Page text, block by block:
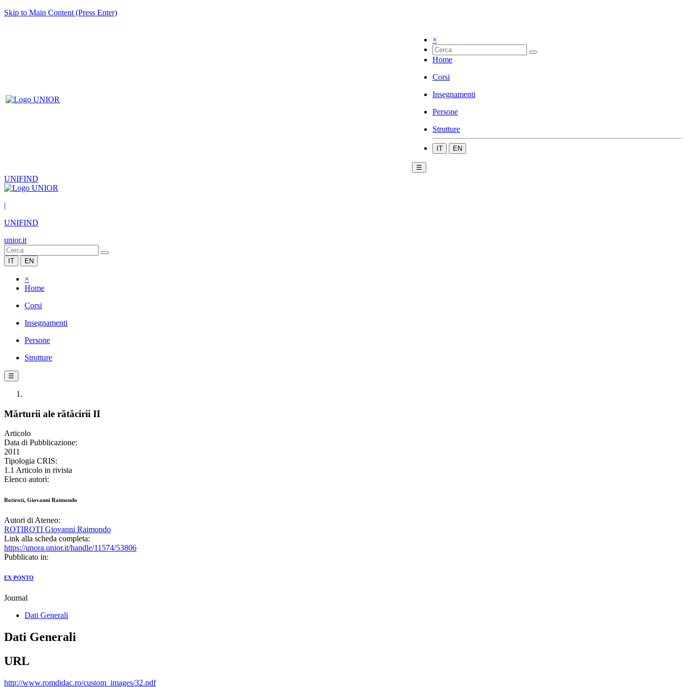
Skip to Main Content (Press Enter)
×
Home
Corsi
Insegnamenti
Persone
Strutture
IT EN
☰
UNIFIND
|
UNIFIND
unior.it
IT EN
×
Home
Corsi
Insegnamenti
Persone
Strutture
☰
Mărturii ale rătăcirii II
Articolo
Data di Pubblicazione:
2011
Tipologia CRIS:
1.1 Articolo in rivista
Elenco autori:
Rotiroti, Giovanni Raimondo
Autori di Ateneo:
ROTIROTI Giovanni Raimondo
Link alla scheda completa:
https://unora.unior.it/handle/11574/53806
Pubblicato in:
EX PONTO
Journal
Dati Generali
Dati Generali
URL
http://www.romdidac.ro/custom_images/32.pdf